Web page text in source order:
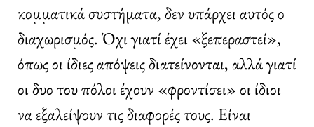
κομματικά συστήματα, δεν υπάρχει αυτός ο
διαχωρισμός. Όχι γιατί έχει «ξεπεραστεί»,
όπως οι ίδιες απόψεις διατείνονται, αλλά γιατί
οι δυο του πόλοι έχουν «φροντίσει» οι ίδιοι
να εξαλείψουν τις διαφορές τους. Είναι